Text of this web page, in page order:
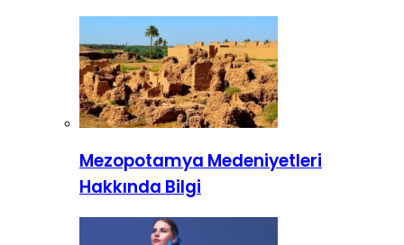
Mezopotamya Medeniyetleri
Hakkında Bilgi